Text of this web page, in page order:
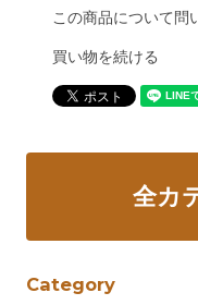
この商品について問
買い物を続ける
全カ
Category